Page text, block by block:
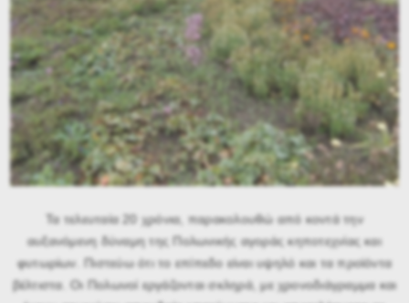
Τα τελευταία 20 χρόνια, παρακολουθώ από κοντά την
αυξανόμενη δύναμη της Πολωνικής αγοράς κηποτεχνίας και
φυτωρίων. Πιστεύω ότι το επίπεδο είναι υψηλό και τα προϊόντα
βέλτιστα. Οι Πολωνοί εργάζονται σκληρά, με χρονοδιάγραμμα και